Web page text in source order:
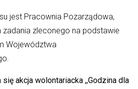
jest Pracownia Pozarządowa,
zleconego na podstawie
Województwa
się akcja wolontariacka ,,Godzina dla